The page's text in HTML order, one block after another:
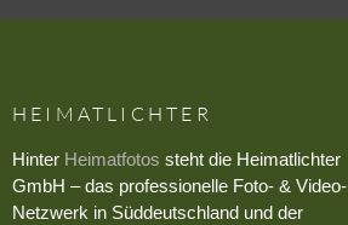
HEIMATLICHTER
Hinter Heimatfotos steht die Heimatlichter
GmbH – das professionelle Foto- & Video-
Netzwerk in Süddeutschland und der